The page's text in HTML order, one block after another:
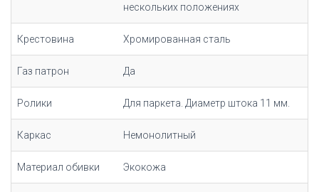
нескольких положениях
Крестовина Хромированная сталь
Газ патрон Да
Ролики Для паркета. Диаметр штока 11 мм.
Каркас Немонолитный
Материал обивки Экокожа